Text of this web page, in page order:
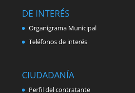
DE INTERÉS
Organigrama Municipal
Teléfonos de interés
CIUDADANÍA
Perfil del contratante